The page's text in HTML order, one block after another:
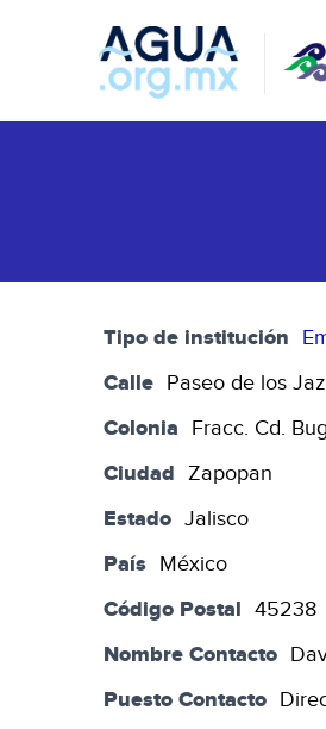
Tipo de institución
Calle Paseo de los
Colonia Fracc. Cd.
Ciudad Zapopan
Estado Jalisco
País México
Código Postal 45238
Nombre Contacto
Puesto Contacto